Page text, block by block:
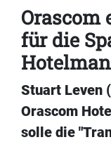
Orascom
für die
Stuart Leven
Orascom
solle die